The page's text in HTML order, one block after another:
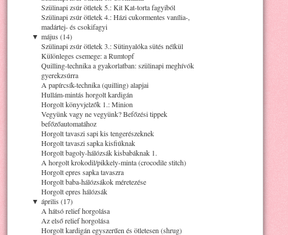
Szülinapi zsúr ötletek 5.: Kit Kat-torta fagyiból
Szülinapi zsúr ötletek 4.: Házi cukormentes vanília-,
madártej- és csokifagyi
▼ május (14)
Szülinapi zsúr ötletek 3.: Sütinyalóka sütés nélkül
Különleges csemege: a Rumtopf
Quilling-technika a gyakorlatban: szülinapi meghívók
gyerekzsúrra
A papírcsík-technika (quilling) alapjai
Hullám-mintás horgolt kardigán
Horgolt könyvjelzők 1.: Minion
Vegyünk vagy ne vegyünk? Befőzési tippek
befőzőautomatához
Horgolt tavaszi sapi kis tengerészeknek
Horgolt tavaszi sapka kisfiúknak
Horgolt bagoly-hálózsák kisbabáknak 1.
A horgolt krokodil/pikkely-minta (crocodile stitch)
Horgolt epres sapka tavaszra
Horgolt baba-hálózsákok méretezése
Horgolt epres hálózsák
▼ április (17)
A hátsó relief horgolása
Az első relief horgolása
Horgolt kardigán egyszerűen és ötletesen (shrug)